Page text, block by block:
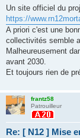
s
a
g
e
Un site officiel du
https://
A priori c'est une
collectivités semble
Malheureusement
avant 2030.
Et toujours rien de
frantz58
Patrouilleur
Re: [ N12 ] Mise